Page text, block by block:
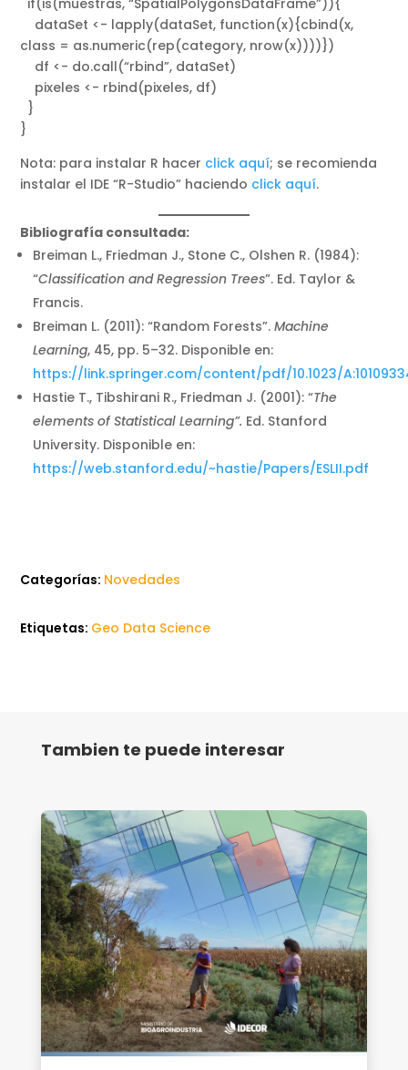
if(is(muestras, “SpatialPolygonsDataFrame”)){
dataSet <- lapply(dataSet, function(x){cbind(x,
class = as.numeric(rep(category, nrow(x))))})
df <- do.call(“rbind”, dataSet)
pixeles <- rbind(pixeles, df)
}
}
Nota: para instalar R hacer click aquí; se recomienda
instalar el IDE “R-Studio” haciendo click aquí.
Bibliografía consultada:
Breiman L., Friedman J., Stone C., Olshen R. (1984):
“Classification and Regression Trees”. Ed. Taylor &
Francis.
Breiman L. (2011): “Random Forests”.Machine
Learning, 45, pp. 5–32. Disponible en:
https://link.springer.com/content/pdf/10.1023/
Hastie T., Tibshirani R., Friedman J. (2001): “The
elements of Statistical Learning”. Ed. Stanford
University. Disponible en:
https://web.stanford.edu/~hastie/Papers/ESLII.pdf
Categorías: Novedades
Etiquetas: Geo Data Science
Tambien te puede interesar